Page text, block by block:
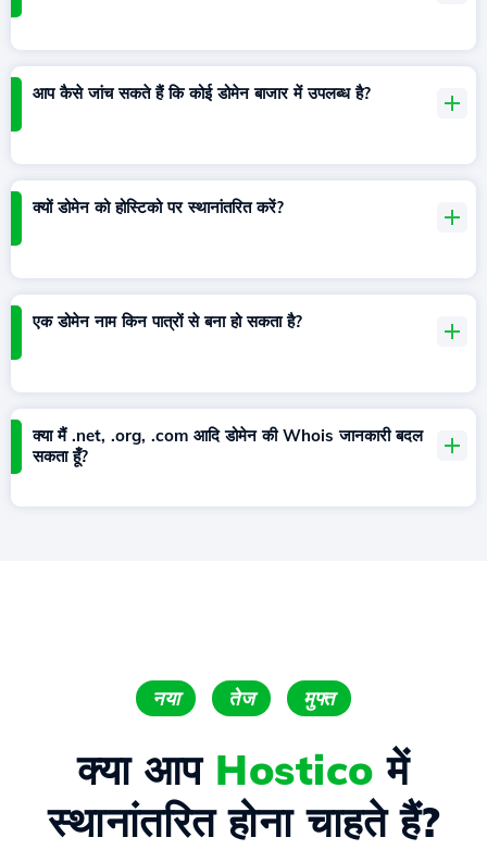
आप कैसे जांच सकते हैं कि कोई डोमेन बाजार में उपलब्ध है?
क्यों डोमेन को होस्टिको पर स्थानांतरित करें?
एक डोमेन नाम किन पात्रों से बना हो सकता है?
क्या मैं .net, .org, .com आदि डोमेन की Whois जानकारी बदल
सकता हूँ?
नया तेज मुफ्त
क्या आप Hostico में
स्थानांतरित होना चाहते हैं?